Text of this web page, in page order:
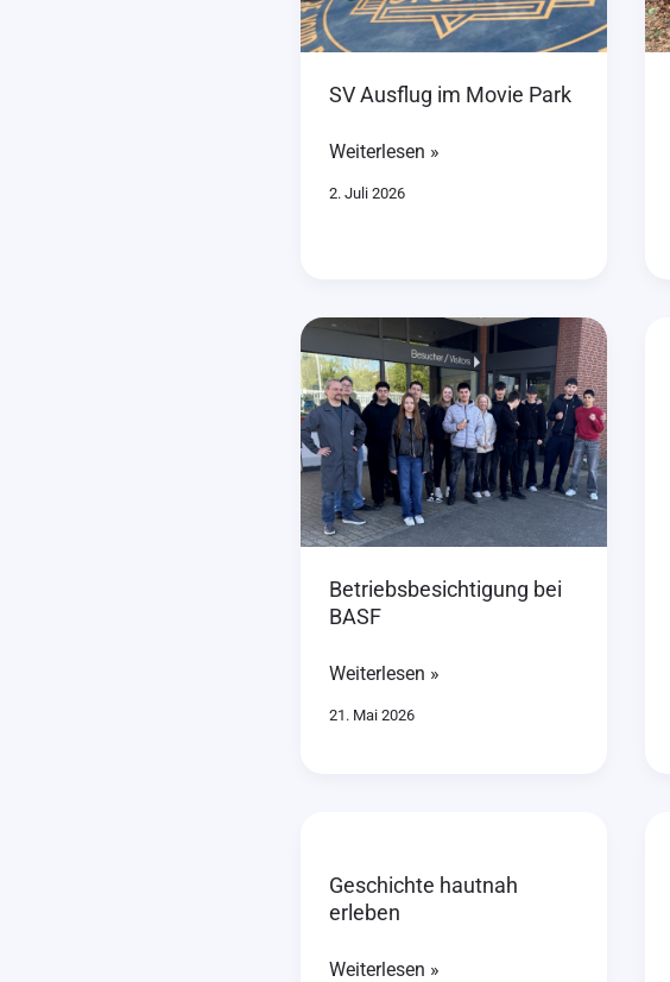
SV Ausflug im Movie Park
Weiterlesen »
2. Juli 2026
Betriebsbesichtigung bei
BASF
Betriebsbesichtigung
bei
BASF
Weiterlesen »
21. Mai 2026
Geschichte hautnah
erleben
erleben
Weiterlesen »